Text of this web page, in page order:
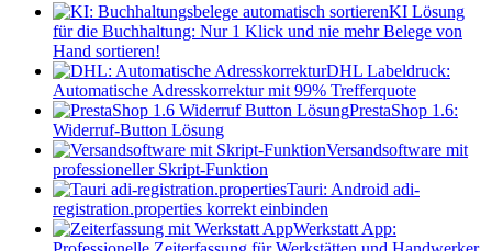
KI Lösung
für die Buchhaltung: Nur 1 Klick und nie mehr Belege von
Hand sortieren!
DHL Labeldruck:
Automatische Adresskorrektur mit 99% Trefferquote
PrestaShop 1.6:
Widerruf-Button Lösung
Versandsoftware mit
professioneller Skript-Funktion
Tauri: Android adi-
registration.properties korrekt einbinden
Werkstatt App: